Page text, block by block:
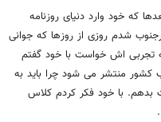
که خود وارد دنیای روزنامه
شدم روزی از روزها که جوانی
تجربی اش خواست با خود گفتم
کشور منتشر می شود چرا باید به
بدهم. با خود فکر کردم کلاس